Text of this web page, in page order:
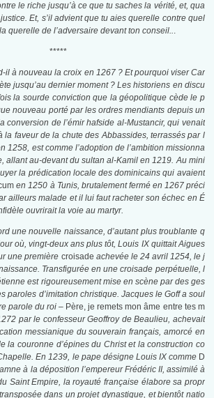
le riche jusqu’à ce que tu saches la vérité, et, qua
Et, s’il advient que tu aies querelle contre quel
querelle de l’adversaire devant ton conseil...
*****
il à nouveau la croix en 1267 ? Et pourquoi viser Car
jusqu’au dernier moment ? Les historiens en discu
la sourde conviction que la géopolitique cède le p
nouveau porté par les ordres mendiants depuis un
conversion de l’émir hafside al-Mustancir, qui venait
la faveur de la chute des Abbassides, terrassés par l
1258, est comme l’adoption de l’ambition missionna
allant au-devant du sultan al-Kamil en 1219. Au mini
la prédication locale des dominicains qui avaient
en 1250 à Tunis, brutalement fermé en 1267 préci
ailleurs malade et il lui faut racheter son échec en É
ouvrirait la voie au martyr.
une nouvelle naissance, d’autant plus troublante q
où, vingt-deux ans plus tôt, Louis IX quittait Aigues
une première croisade achevée le 24 avril 1254, le j
Transfigurée en une croisade perpétuelle, l
est rigoureusement mise en scène par des ges
paroles d’imitation christique. Jacques le Goff a soul
parole du roi – Père, je remets mon âme entre tes m
par le confesseur Geoffroy de Beaulieu, achevait
messianique du souverain français, amorcé en
la couronne d’épines du Christ et la construction co
En 1239, le pape désigne Louis IX comme D
à la déposition l’empereur Frédéric II, assimilé à
Saint Empire, la royauté française élabore sa propr
dans un projet dynastique, et bientôt natio